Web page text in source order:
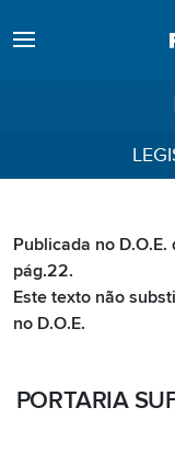
Publicada no
pág.22.
Este texto não
no D.O.E.
PORTARIA